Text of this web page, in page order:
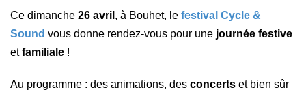
Ce dimanche 26 avril , à Bouhet, le festival Cycle &
Sound vous donne rendez-vous pour une journée festive
etfamiliale !
Au programme : des animations, des concerts et bien sûr